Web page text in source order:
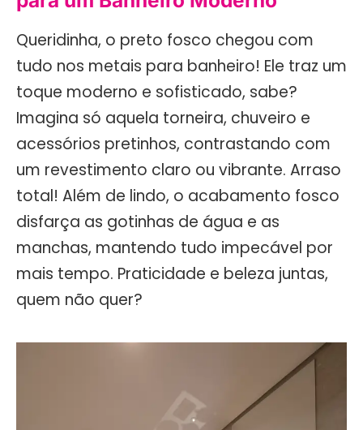
Queridinha, o preto fosco chegou com
tudo nos metais para banheiro! Ele traz um
toque moderno e sofisticado, sabe?
Imagina só aquela torneira, chuveiro e
acessórios pretinhos, contrastando com
um revestimento claro ou vibrante. Arraso
total! Além de lindo, o acabamento fosco
disfarça as gotinhas de água e as
manchas, mantendo tudo impecável por
mais tempo. Praticidade e beleza juntas,
quem não quer?